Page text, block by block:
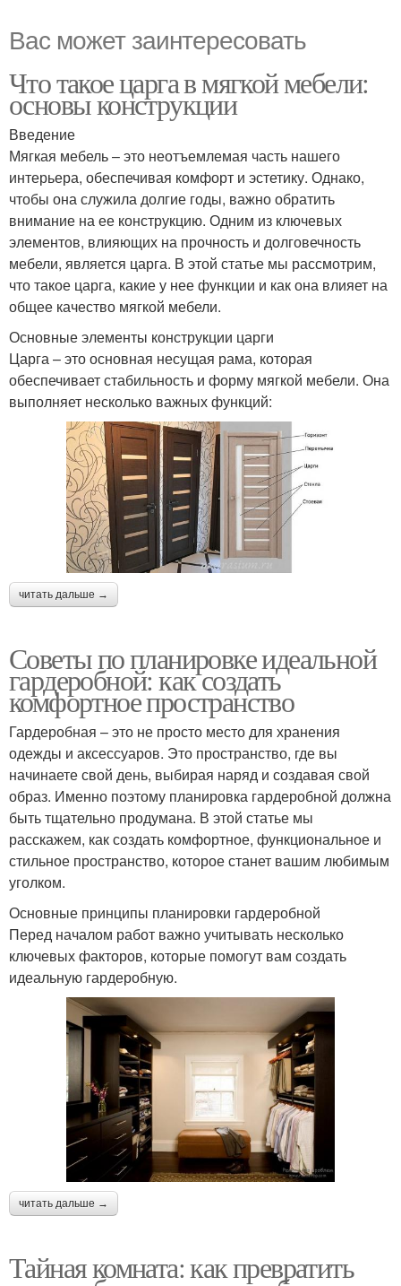
Вас может заинтересовать
Что такое царга в мягкой мебели:
основы конструкции
Введение
Мягкая мебель – это неотъемлемая часть нашего
интерьера, обеспечивая комфорт и эстетику. Однако,
чтобы она служила долгие годы, важно обратить
внимание на ее конструкцию. Одним из ключевых
элементов, влияющих на прочность и долговечность
мебели, является царга. В этой статье мы рассмотрим,
что такое царга, какие у нее функции и как она влияет на
общее качество мягкой мебели.
Основные элементы конструкции царги
Царга – это основная несущая рама, которая
обеспечивает стабильность и форму мягкой мебели. Она
выполняет несколько важных функций:
читать дальше →
Советы по планировке идеальной
гардеробной: как создать
комфортное пространство
Гардеробная – это не просто место для хранения
одежды и аксессуаров. Это пространство, где вы
начинаете свой день, выбирая наряд и создавая свой
образ. Именно поэтому планировка гардеробной должна
быть тщательно продумана. В этой статье мы
расскажем, как создать комфортное, функциональное и
стильное пространство, которое станет вашим любимым
уголком.
Основные принципы планировки гардеробной
Перед началом работ важно учитывать несколько
ключевых факторов, которые помогут вам создать
идеальную гардеробную.
читать дальше →
Тайная комната: как превратить